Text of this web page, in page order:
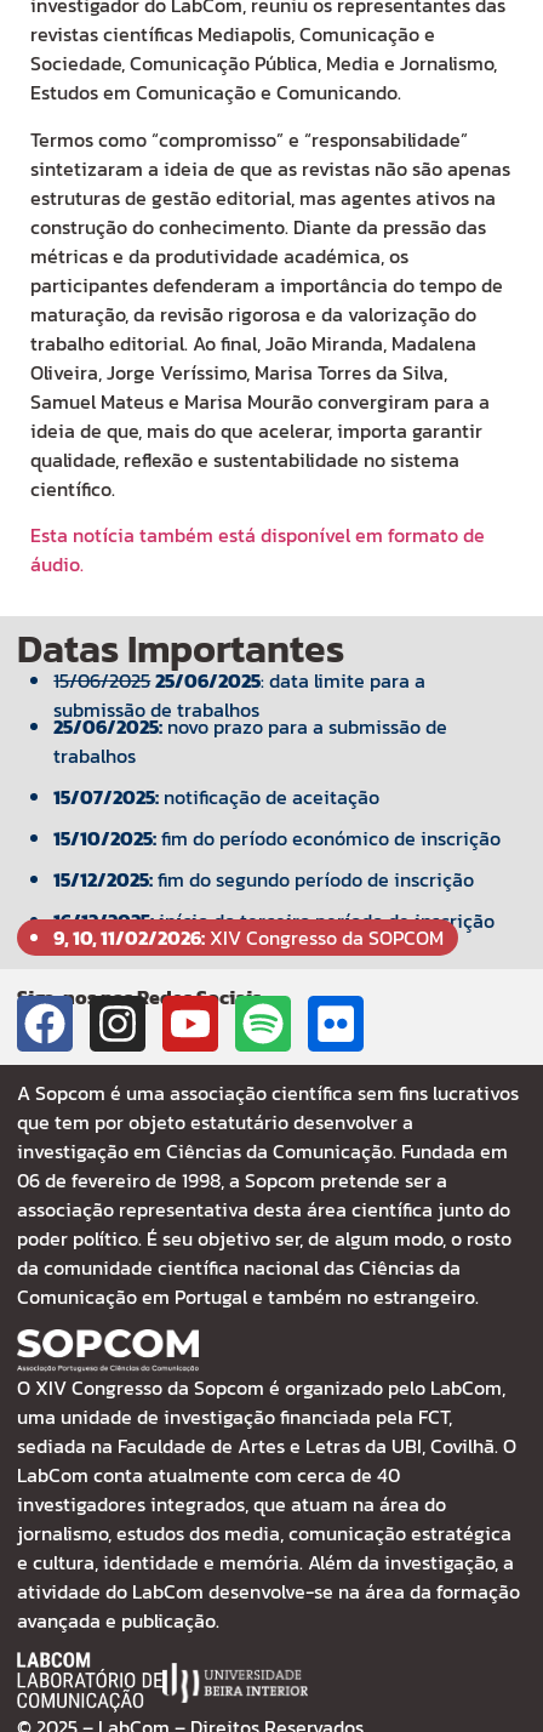
revistas científicas Mediapolis, Comunicação e
Sociedade, Comunicação Pública, Media e Jornalismo,
Estudos em Comunicação e Comunicando.
Termos como “compromisso” e “responsabilidade”
sintetizaram a ideia de que as revistas não são apenas
estruturas de gestão editorial, mas agentes ativos na
construção do conhecimento. Diante da pressão das
métricas e da produtividade académica, os
participantes defenderam a importância do tempo de
maturação, da revisão rigorosa e da valorização do
trabalho editorial. Ao final, João Miranda, Madalena
Oliveira, Jorge Veríssimo, Marisa Torres da Silva,
Samuel Mateus e Marisa Mourão convergiram para a
ideia de que, mais do que acelerar, importa garantir
qualidade, reflexão e sustentabilidade no sistema
científico.
Esta notícia também está disponível em formato de
áudio.
Datas Importantes
15/06/202525/06/2025: data limite para a
submissão de trabalhos
25/06/2025:novo prazo para a submissão de
trabalhos
15/07/2025: notificação de aceitação
15/10/2025:fim do período económico de inscrição
15/12/2025:fim do segundo período de inscrição
16/12/2025:início do terceiro período de inscrição
9, 10, 11/02/2026: XIV Congresso da SOPCOM
Siga-nos nas Redes Sociais
A Sopcom é uma associação científica sem fins lucrativos
que tem por objeto estatutário desenvolver a
investigação em Ciências da Comunicação. Fundada em
06 de fevereiro de 1998, a Sopcom pretende ser a
associação representativa desta área científica junto do
poder político. É seu objetivo ser, de algum modo, o rosto
da comunidade científica nacional das Ciências da
Comunicação em Portugal e também no estrangeiro.
O XIV Congresso da Sopcom é organizado pelo LabCom,
uma unidade de investigação financiada pela FCT,
sediada na Faculdade de Artes e Letras da UBI, Covilhã. O
LabCom conta atualmente com cerca de 40
investigadores integrados, que atuam na área do
jornalismo, estudos dos media, comunicação estratégica
e cultura, identidade e memória. Além da investigação, a
atividade do LabCom desenvolve-se na área da formação
avançada e publicação.